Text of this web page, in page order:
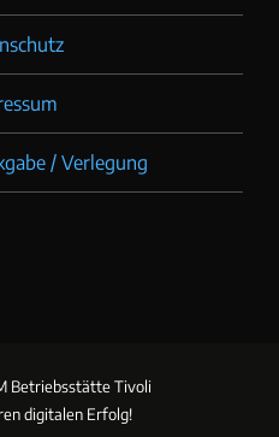
/ Verlegung
Betriebsstätte Tivoli
digitalen Erfolg!